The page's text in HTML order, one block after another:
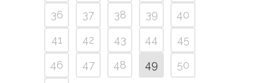
36
37 38 39
40
41
42 43 44
45
46
47 48 49
50